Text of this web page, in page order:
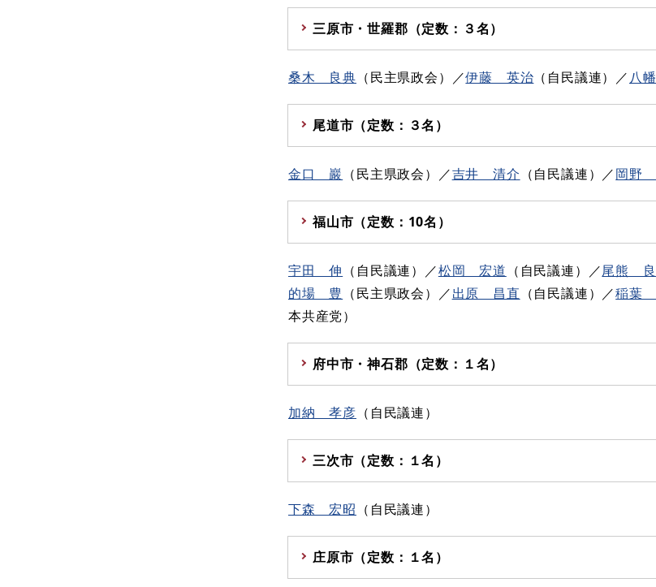
三原市・世羅郡（定数：３名）
桑木 良典 （民主県政会）／​伊藤 英治 （自民議連）／​ 八
尾道市（定数：３名）
金口 巖 （民主県政会）​／​吉井 清介 （自民議連）／​岡野
福山市（定数：10名）
宇田 伸 （自民議連）／​松岡 宏道 （自民議連）／尾熊
的場 豊 （民主県政会）／​出原 昌直 （自民議連）／​稲葉
本共産党）
府中市・神石郡（定数：１名）
加納 孝彦 （自民議連）
三次市（定数：１名）
下森 宏昭 （自民議連）
庄原市（定数：１名）